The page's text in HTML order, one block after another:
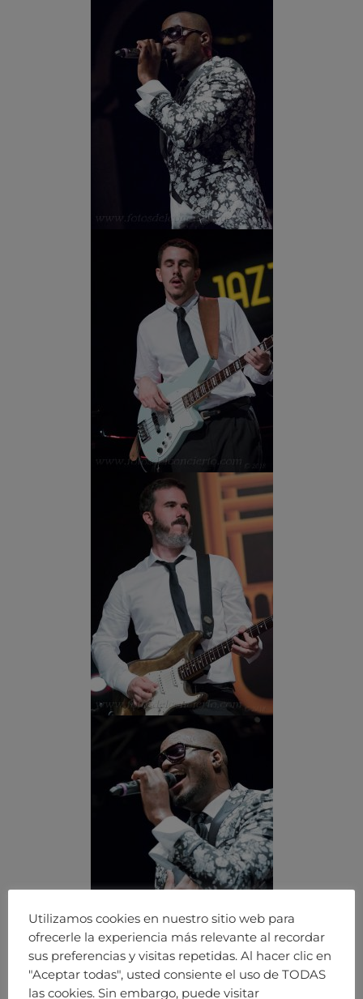
Utilizamos cookies en nuestro sitio web para
ofrecerle la experiencia más relevante al recordar
sus preferencias y visitas repetidas. Al hacer clic en
"Aceptar todas", usted consiente el uso de TODAS
las cookies. Sin embargo, puede visitar